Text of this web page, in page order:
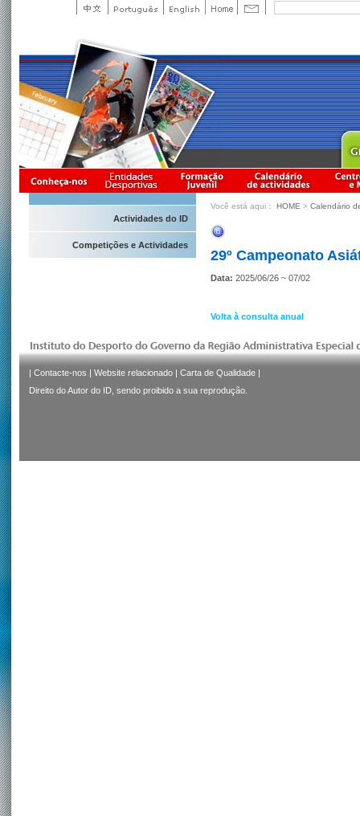
Actividades do ID
Competições e Actividades
Você está aqui： HOME > Calendário
29º Campeonato
Data: 2025/06/26 ~ 07/02
Volta à consulta anual
| Contacte-nos | Website relacionado | Carta de Qualidade |
Direito do Autor do ID, sendo proibido a sua reprodução.